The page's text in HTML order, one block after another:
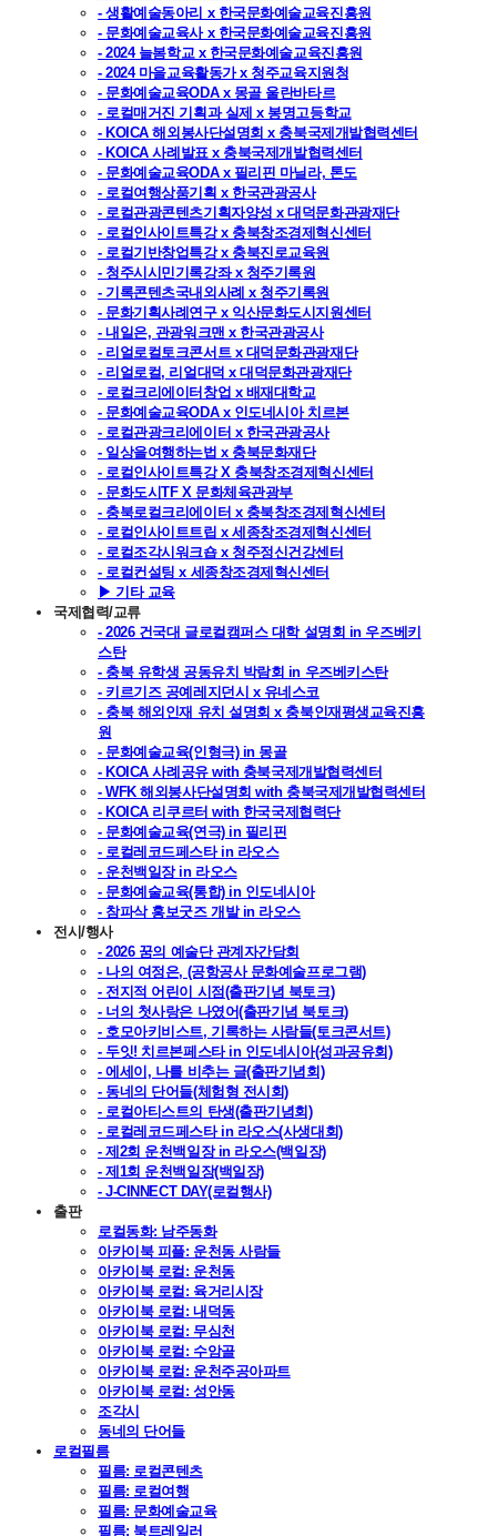
- 생활예술동아리 x 한국문화예술교육진흥원
- 문화예술교육사 x 한국문화예술교육진흥원
- 2024 늘봄학교 x 한국문화예술교육진흥원
- 2024 마을교육활동가 x 청주교육지원청
- 문화예술교육ODA x 몽골 울란바타르
- 로컬매거진 기획과 실제 x 봉명고등학교
- KOICA 해외봉사단설명회 x 충북국제개발협력센터
- KOICA 사례발표 x 충북국제개발협력센터
- 문화예술교육ODA x 필리핀 마닐라, 톤도
- 로컬여행상품기획 x 한국관광공사
- 로컬관광콘텐츠기획자양성 x 대덕문화관광재단
- 로컬인사이트특강 x 충북창조경제혁신센터
- 로컬기반창업특강 x 충북진로교육원
- 청주시시민기록강좌 x 청주기록원
- 기록콘텐츠국내외사례 x 청주기록원
- 문화기획사례연구 x 익산문화도시지원센터
- 내일은, 관광워크맨 x 한국관광공사
- 리얼로컬토크콘서트 x 대덕문화관광재단
- 리얼로컬, 리얼대덕 x 대덕문화관광재단
- 로컬크리에이터창업 x 배재대학교
- 문화예술교육ODA x 인도네시아 치르본
- 로컬관광크리에이터 x 한국관광공사
- 일상을여행하는법 x 충북문화재단
- 로컬인사이트특강 X 충북창조경제혁신센터
- 문화도시TF X 문화체육관광부
- 충북로컬크리에이터 x 충북창조경제혁신센터
- 로컬인사이트트립 x 세종창조경제혁신센터
- 로컬조각시워크숍 x 청주정신건강센터
- 로컬컨설팅 x 세종창조경제혁신센터
▶ 기타 교육
국제협력/교류
- 2026 건국대 글로컬캠퍼스 대학 설명회 in 우즈베키
스탄
- 충북 유학생 공동유치 박람회 in 우즈베키스탄
- 키르기즈 공예레지던시 x 유네스코
- 충북 해외인재 유치 설명회 x 충북인재평생교육진흥
원
- 문화예술교육(인형극) in 몽골
- KOICA 사례공유 with 충북국제개발협력센터
- WFK 해외봉사단설명회 with 충북국제개발협력센터
- KOICA 리쿠르터 with 한국국제협력단
- 문화예술교육(연극) in 필리핀
- 로컬레코드페스타 in 라오스
- 운천백일장 in 라오스
- 문화예술교육(통합) in 인도네시아
- 참파삭 홍보굿즈 개발 in 라오스
전시/행사
- 2026 꿈의 예술단 관계자간담회
- 나의 여정은, (공항공사 문화예술프로그램)
- 전지적 어린이 시점(출판기념 북토크)
- 너의 첫사랑은 나였어(출판기념 북토크)
- 호모아키비스트, 기록하는 사람들(토크콘서트)
- 두잇! 치르본페스타 in 인도네시아(성과공유회)
- 에세이, 나를 비추는 글(출판기념회)
- 동네의 단어들(체험형 전시회)
- 로컬아티스트의 탄생(출판기념회)
- 로컬레코드페스타 in 라오스(사생대회)
- 제2회 운천백일장 in 라오스(백일장)
- 제1회 운천백일장(백일장)
- J-CINNECT DAY(로컬행사)
출판
로컬동화: 남주동화
아카이북 피플: 운천동 사람들
아카이북 로컬: 운천동
아카이북 로컬: 육거리시장
아카이북 로컬: 내덕동
아카이북 로컬: 무심천
아카이북 로컬: 수암골
아카이북 로컬: 운천주공아파트
아카이북 로컬: 성안동
조각시
동네의 단어들
로컬필름
필름: 로컬콘텐츠
필름: 로컬여행
필름: 문화예술교육
필름: 북트레일러